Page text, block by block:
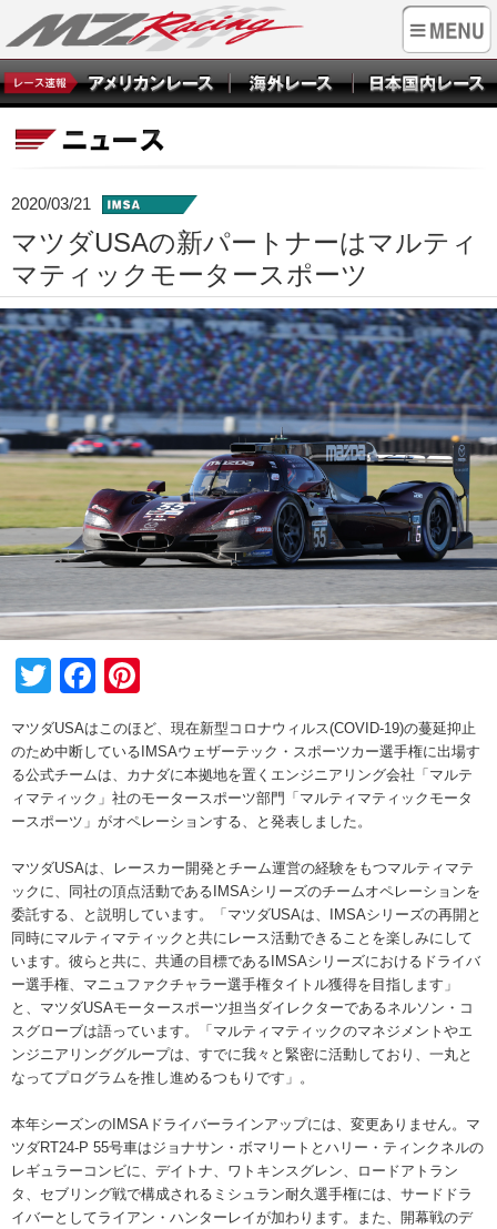
2020/03/21
マツダUSAの新パートナーはマルティ
マティックモータースポーツ
TwitterFacebook
マツダUSAはこのほど、現在新型コロナウィルス(COVID-19)の蔓延抑止
のため中断しているIMSAウェザーテック・スポーツカー選手権に出場す
る公式チームは、カナダに本拠地を置くエンジニアリング会社「マルテ
ィマティック」社のモータースポーツ部門「マルティマティックモータ
ースポーツ」がオペレーションする、と発表しました。
マツダUSAは、レースカー開発とチーム運営の経験をもつマルティマテ
ックに、同社の頂点活動であるIMSAシリーズのチームオペレーションを
委託する、と説明しています。「マツダUSAは、IMSAシリーズの再開と
同時にマルティマティックと共にレース活動できることを楽しみにして
います。彼らと共に、共通の目標であるIMSAシリーズにおけるドライバ
ー選手権、マニュファクチャラー選手権タイトル獲得を目指します」
と、マツダUSAモータースポーツ担当ダイレクターであるネルソン・コ
スグローブは語っています。「マルティマティックのマネジメントやエ
ンジニアリンググループは、すでに我々と緊密に活動しており、一丸と
なってプログラムを推し進めるつもりです」。
本年シーズンのIMSAドライバーラインアップには、変更ありません。マ
ツダRT24-P 55号車はジョナサン・ボマリートとハリー・ティンクネルの
レギュラーコンビに、デイトナ、ワトキンスグレン、ロードアトラン
タ、セブリング戦で構成されるミシュラン耐久選手権には、サードドラ
イバーとしてライアン・ハンターレイが加わります。また、開幕戦のデ